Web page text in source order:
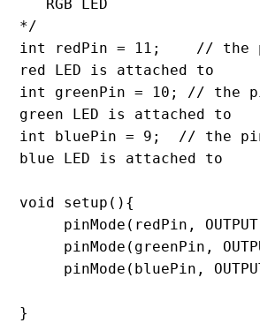
*/
int redPin = 11;    // the
red LED is attached to
int greenPin = 10; // the
green LED is attached to
int bluePin = 9;  // the
blue LED is attached to
void setup(){
}